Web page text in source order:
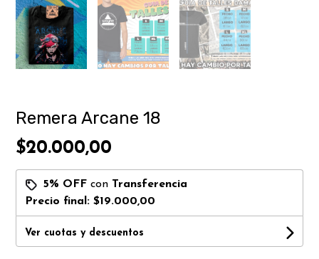
Remera Arcane 18
$20.000,00
5% OFF con Transferencia
Precio final:$19.000,00
Ver cuotas y descuentos